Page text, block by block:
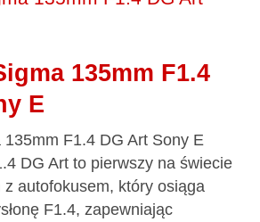
135mm F1.4
E
135mm F1.4 DG Art Sony E
DG Art to pierwszy na świecie
autofokusem, który osiąga
F1.4, zapewniając